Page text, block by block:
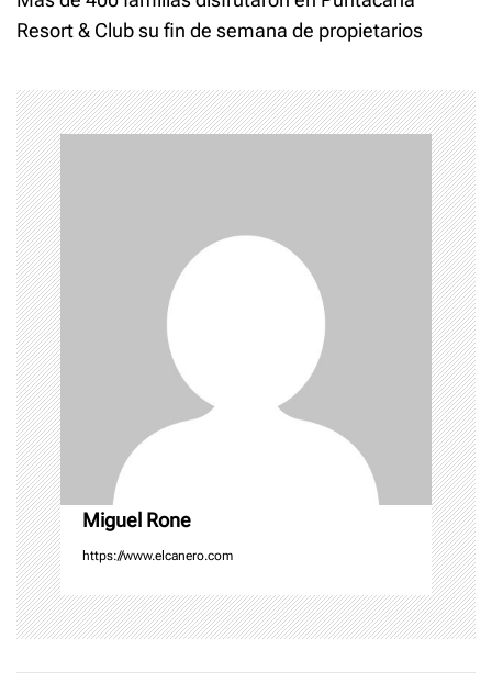
t
a
v
i
g
a
t
i
o
n
Resort & Club su fin de semana de propietarios
Miguel Rone
https://www.elcanero.com